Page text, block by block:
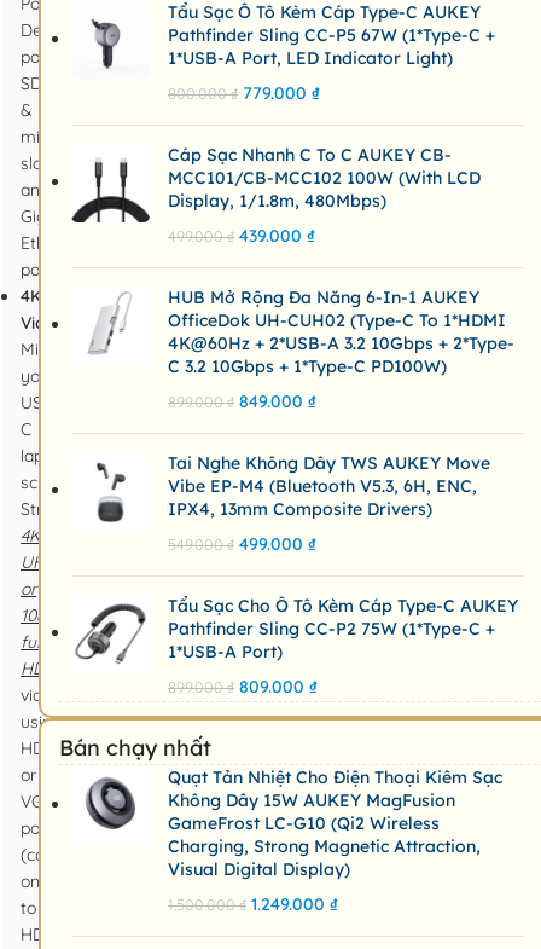
Delivery charging
port,
SD
&
microSD card
slots,
and one
Gigabit
Ethernet
port
4K
Video:
Mirror
your
USB-
C
laptop
screen.
Stream
4K
UHD
or
1080p
full
HD
video
using
HDMI
or
VGA
port
(connect
only
to
HDMI
Tẩu Sạc Ô Tô Kèm Cáp Type-C AUKEY
Pathfinder Sling CC-P5 67W (1*Type-C +
1*USB-A Port, LED Indicator Light)
800.000₫ 779.000 ₫
Cáp Sạc Nhanh C To C AUKEY CB-
MCC101/CB-MCC102 100W (with LCD
Display, 1/1.8m, 480Mbps)
499.000₫ 439.000 ₫
HUB Mở Rộng Đa Năng 6-In-1 AUKEY
OfficeDok UH-CUH02 (Type-C To 1*HDMI
4K@60Hz + 2*USB-A 3.2 10Gbps + 2*Type-
C 3.2 10Gbps + 1*Type-C PD100W)
899.000₫ 849.000 ₫
Tai Nghe Không Dây TWS AUKEY Move
Vibe EP-M4 (Bluetooth V5.3, 6H, ENC,
IPX4, 13mm Composite Drivers)
549.000₫ 499.000 ₫
Tẩu Sạc Cho Ô Tô Kèm Cáp Type-C AUKEY
Pathfinder Sling CC-P2 75W (1*Type-C +
1*USB-A Port)
899.000₫ 809.000 ₫
Bán chạy nhất
Quạt Tản Nhiệt Cho Điện Thoại Kiêm Sạc
Không Dây 15W AUKEY MagFusion
GameFrost LC-G10 (Qi2 Wireless
Charging, Strong Magnetic Attraction,
Visual Digital Display)
1.500.000₫ 1.249.000 ₫